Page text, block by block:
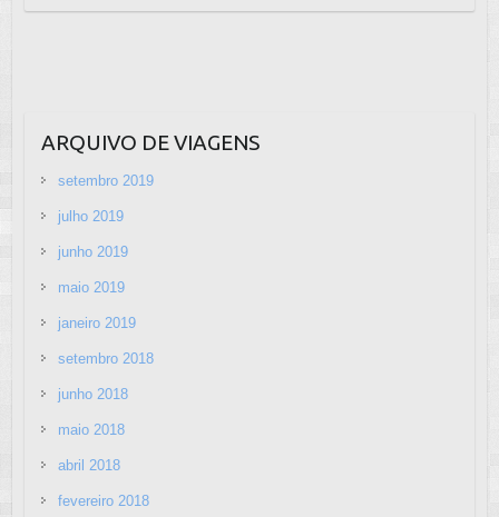
ARQUIVO DE VIAGENS
setembro 2019
julho 2019
junho 2019
maio 2019
janeiro 2019
setembro 2018
junho 2018
maio 2018
abril 2018
fevereiro 2018